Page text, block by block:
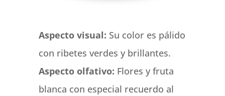
Aspecto visual: Su color es pálido
con ribetes verdes y brillantes.
Aspecto olfativo: Flores y fruta
blanca con especial recuerdo al